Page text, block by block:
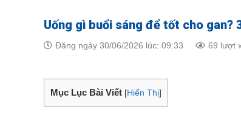
Uống gì buổi sáng để tốt cho
Đăng ngày 30/06/2026 lúc: 09:33 69 lượt
Mục Lục Bài Viết [Hiển Thị]